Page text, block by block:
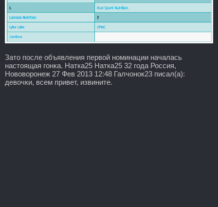
Зато после объявления первой номинации началась
настоящая гонка. Натка25 Натка25 32 года Россия,
Нововоронеж 27 Фев 2013 12:48 Галчонок23 писал(а):
девочки, всем привет, извините.